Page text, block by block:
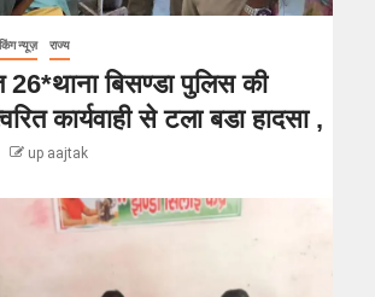
न्यूज़ राज्य
26*थाना बिसण्डा पुलिस की
कार्यवाही से टला बडा हादसा ,
up aajtak